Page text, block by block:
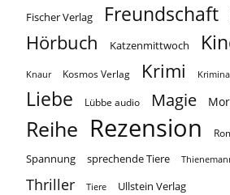
Fischer Verlag Freundschaft
Hörbuch Katzenmittwoch
Knaur Kosmos Verlag Krimi
Liebe Lübbe audio Magie
Reihe Rezension
Spannung sprechende Tiere
Thriller Tiere Ullstein Verlag